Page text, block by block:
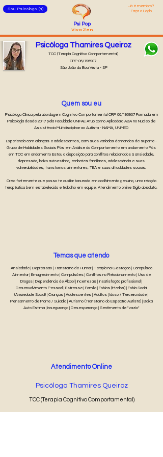
Sou Psicólogo (a)
Já é membro?
Faça o Login
Psi Pop
Viva Zen
Psicóloga Thamires Queiroz
CRP 06/196907
São João da Boa Vista - SP
TCC (Terapia Cognitivo Comportamental)
Quem sou eu
Psicóloga Clínica pela abordagem Cognitivo Comportamental CRP 06/196907 Formada em
Psicologia desde 2017 pela Faculdade UNIFAE Atuo como Aplicadora ABA no Núcleo de
Assistência Multidisciplinar ao Autista - NAMA, UNIMED
Experiência com crianças e adolescentes, com suas variadas demandas de suporte -
Grupo de Habilidades Sociais Pós em Análise do Comportamento em andamento Pós
em TCC em andamento Estou a disposição para conflitos relacionados à ansiedade,
depressão, baixo autoestima, embates familiares, adolescência e suas
vulnerabilidades, transtornos alimentares, TEA e suas dificuldades sociais.
Creio fortemente que posso te auxiliar baseada em acolhimento genuíno, uma relação
terapêutica bem estabelecida e trabalho em equipe. Atendimento online Sigilo absoluto.
Ansiedade | Depressão | Transtorno de Humor | Terapia na Gestação | Compulsão
Alimentar | Emagrecimento | Compulsões | Conflitos no Relacionamento | Uso de
Drogas | Dependência de Álcool | Incertezas | Insatisfação profissional |
Desenvolvimento Pessoal | Estresse | Família | Fobias (Medos) | Fobia Social
(Ansiedade Social) | Crianças | Adolescentes | Adultos | Idoso / Terceira idade |
Pensamento de Morte / Suicídio | Autismo (Transtorno do Espectro Autista) | Baixa
Auto Estima | Insegurança | Desesperança | Sentimento de "vazio"
Temas que atendo
Atendimento Online
Psicóloga Thamires Queiroz
TCC (Terapia Cognitivo Comportamental)